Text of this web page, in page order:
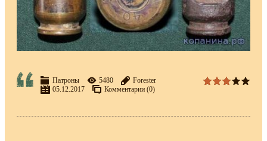
Патроны 5480
Forester
05.12.2017
Комментарии (0)